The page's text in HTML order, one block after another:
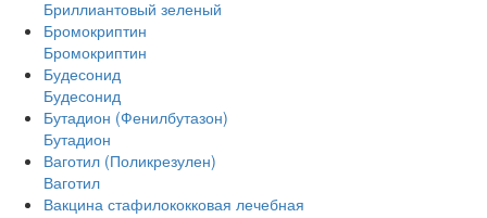
Бриллиантовый зеленый
Бромокриптин
Бромокриптин
Будесонид
Будесонид
Бутадион (Фенилбутазон)
Бутадион
Ваготил (Поликрезулен)
Ваготил
Вакцина стафилококковая лечебная